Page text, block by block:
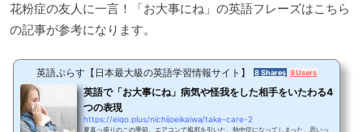
花粉症の友人に一言！「お大事にね」の英語フレーズはこちら
の記事が参考になります。
英語ぷらす【日本最大級の英語学習情報サイト】 8 Shares 9 Users
英語で「お大事にね」病気や怪我をした相手をいたわる4
つの表現
https://eigo.plus/nichijoeikaiwa/take-care-2
夏真っ盛りのこの季節。エアコンで風邪を引いた、熱中症になってしまった、思いっ